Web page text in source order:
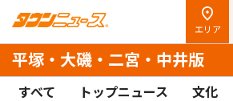
エリア
平塚・大磯・二宮・中井版
すべて トップニュース 文化